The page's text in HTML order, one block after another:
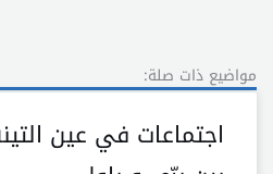
مواضيع ذات صلة:
اجتماعات في عين